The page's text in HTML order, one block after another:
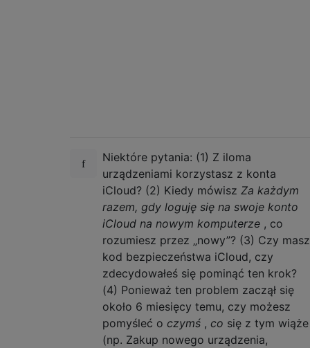
Niektóre pytania: (1) Z iloma
urządzeniami korzystasz z konta
iCloud? (2) Kiedy mówisz Za każdym
razem, gdy loguję się na swoje konto
iCloud na nowym komputerze , co
rozumiesz przez „nowy”? (3) Czy masz
kod bezpieczeństwa iCloud, czy
zdecydowałeś się pominąć ten krok?
(4) Ponieważ ten problem zaczął się
około 6 miesięcy temu, czy możesz
pomyśleć o czymś , co się z tym wiąże
(np. Zakup nowego urządzenia,